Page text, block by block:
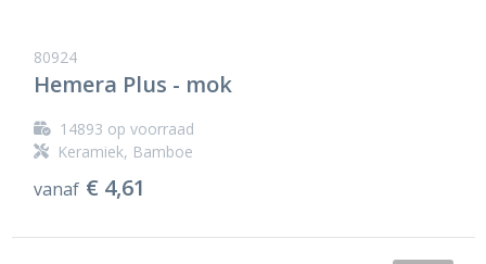
80924
Hemera Plus - mok
14893 op voorraad
Keramiek, Bamboe
vanaf € 4,61